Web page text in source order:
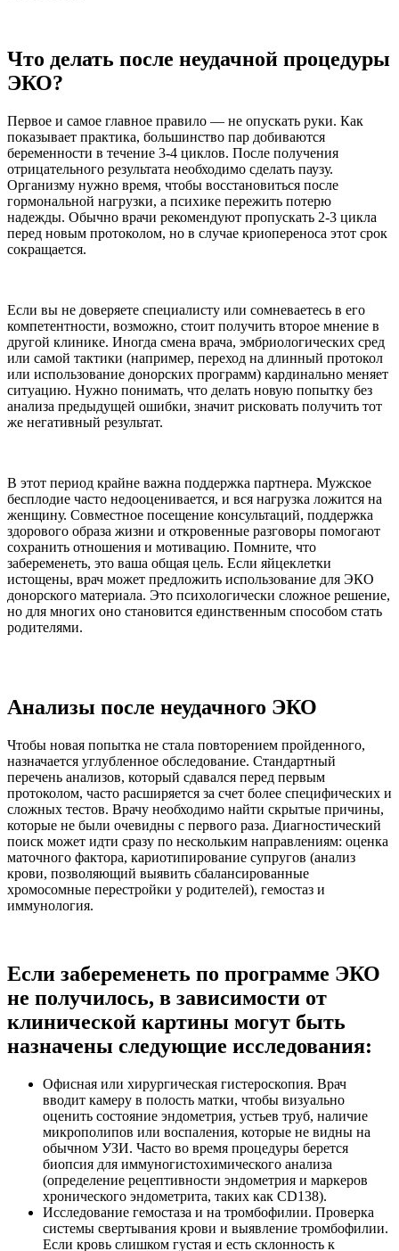
Что делать после неудачной процедуры
ЭКО?
Первое и самое главное правило — не опускать руки. Как
показывает практика, большинство пар добиваются
беременности в течение 3-4 циклов. После получения
отрицательного результата необходимо сделать паузу.
Организму нужно время, чтобы восстановиться после
гормональной нагрузки, а психике пережить потерю
надежды. Обычно врачи рекомендуют пропускать 2-3 цикла
перед новым протоколом, но в случае криопереноса этот срок
сокращается.
Если вы не доверяете специалисту или сомневаетесь в его
компетентности, возможно, стоит получить второе мнение в
другой клинике. Иногда смена врача, эмбриологических сред
или самой тактики (например, переход на длинный протокол
или использование донорских программ) кардинально меняет
ситуацию. Нужно понимать, что делать новую попытку без
анализа предыдущей ошибки, значит рисковать получить тот
же негативный результат.
В этот период крайне важна поддержка партнера. Мужское
бесплодие часто недооценивается, и вся нагрузка ложится на
женщину. Совместное посещение консультаций, поддержка
здорового образа жизни и откровенные разговоры помогают
сохранить отношения и мотивацию. Помните, что
забеременеть, это ваша общая цель. Если яйцеклетки
истощены, врач может предложить использование для ЭКО
донорского материала. Это психологически сложное решение,
но для многих оно становится единственным способом стать
родителями.
Анализы после неудачного ЭКО
Чтобы новая попытка не стала повторением пройденного,
назначается углубленное обследование. Стандартный
перечень анализов, который сдавался перед первым
протоколом, часто расширяется за счет более специфических и
сложных тестов. Врачу необходимо найти скрытые причины,
которые не были очевидны с первого раза. Диагностический
поиск может идти сразу по нескольким направлениям: оценка
маточного фактора, кариотипирование супругов (анализ
крови, позволяющий выявить сбалансированные
хромосомные перестройки у родителей), гемостаз и
иммунология.
Если забеременеть по программе ЭКО
не получилось, в зависимости от
клинической картины могут быть
назначены следующие исследования:
Офисная или хирургическая гистероскопия. Врач
вводит камеру в полость матки, чтобы визуально
оценить состояние эндометрия, устьев труб, наличие
микрополипов или воспаления, которые не видны на
обычном УЗИ. Часто во время процедуры берется
биопсия для иммуногистохимического анализа
(определение рецептивности эндометрия и маркеров
хронического эндометрита, таких как CD138).
Исследование гемостаза и на тромбофилии. Проверка
системы свертывания крови и выявление тромбофилии.
Если кровь слишком густая и есть склонность к